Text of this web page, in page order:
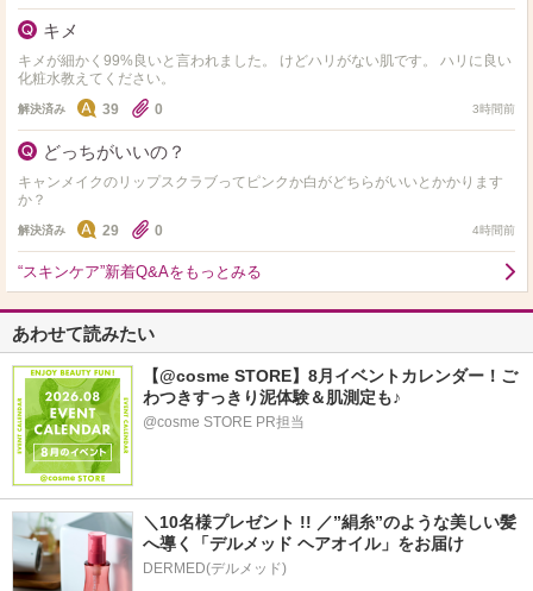
キメ
キメが細かく99%良いと言われました。 けどハリがない肌です。 ハリに良い
化粧水教えてください。
解決済み 39 0 3時間前
どっちがいいの？
キャンメイクのリップスクラブってピンクか白がどちらがいいとかかります
か？
解決済み 29 0 4時間前
“スキンケア”新着Q&Aをもっとみる
あわせて読みたい
【@cosme STORE】8月イベントカレンダー！ご
わつきすっきり泥体験＆肌測定も♪
@cosme STORE PR担当
＼10名様プレゼント !! ／”絹糸”のような美しい髪
へ導く「デルメッド ヘアオイル」をお届け
DERMED(デルメッド)